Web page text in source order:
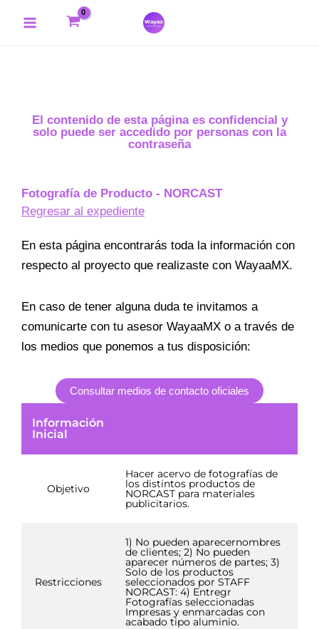
Main
El contenido de esta página es confidencial y
solo puede ser accedido por personas con la
contraseña
Fotografía de Producto - NORCAST
Regresar al expediente
En esta página encontrarás toda la información con
respecto al proyecto que realizaste con WayaaMX.
En caso de tener alguna duda te invitamos a
comunicarte con tu asesor WayaaMX o a través de
los medios que ponemos a tus disposición:
Consultar medios de contacto oficiales
Información
Inicial
Objetivo
Hacer acervo de fotografías de
los distintos productos de
NORCAST para materiales
publicitarios.
Restricciones
1) No pueden aparecernombres
de clientes; 2) No pueden
aparecer números de partes; 3)
Solo de los productos
seleccionados por STAFF
NORCAST: 4) Entregr
Fotografías seleccionadas
Impresas y enmarcadas con
acabado tipo aluminio.